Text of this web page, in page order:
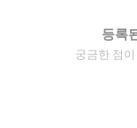
등록
궁금한 점